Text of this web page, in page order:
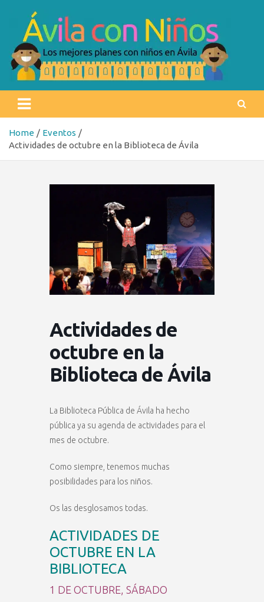
content
Ávila con niños
Home
Eventos
Actividades de octubre en la Biblioteca de Ávila
Actividades de
octubre en la
Biblioteca de Ávila
La Biblioteca Pública de Ávila ha hecho
pública ya su agenda de actividades para el
mes de octubre.
Como siempre, tenemos muchas
posibilidades para los niños.
Os las desglosamos todas.
ACTIVIDADES DE
OCTUBRE EN LA
BIBLIOTECA
1 DE OCTUBRE, SÁBADO